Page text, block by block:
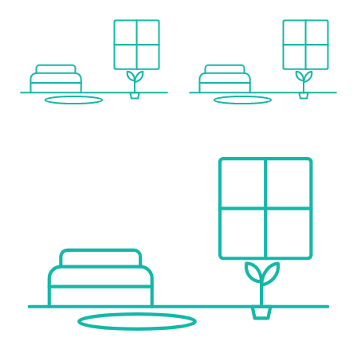
Bei diesem Angebot handelt es sich um eine Vorsorgewohnung, die zu Vermietungszwecken erworben wird. Der angegebene Kaufpreis versteht sich daher zzgl. 20% USt. Diese Daten sind vorbehaltlich möglicher Änderungen.
Fertigstellung: 2. Quartal 2027
Wir weisen darauf hin, dass zwischen dem Vermittler und dem zu vermittelnden Dritten ein familiäres oder wirtschaftliches Naheverhältnis besteht.
Klinik <500m
Krankenhaus <1.000m
Schule <500m
Kindergarten <500m